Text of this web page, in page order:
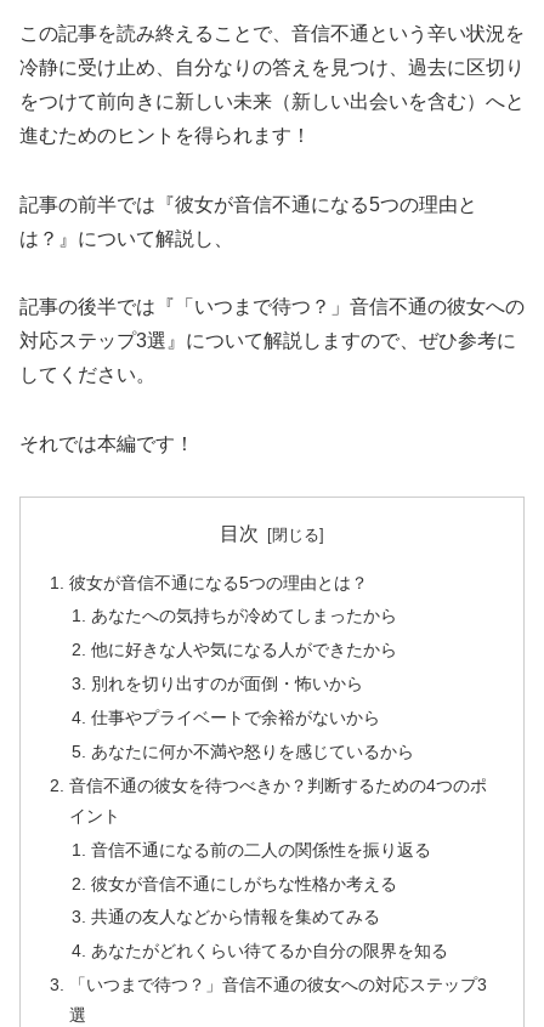
この記事を読み終えることで、音信不通という辛い状況を
冷静に受け止め、自分なりの答えを見つけ、過去に区切り
をつけて前向きに新しい未来（新しい出会いを含む）へと
進むためのヒントを得られます！
記事の前半では『彼女が音信不通になる5つの理由と
は？』について解説し、
記事の後半では『「いつまで待つ？」音信不通の彼女への
対応ステップ3選』について解説しますので、ぜひ参考に
してください。
それでは本編です！
目次
彼女が音信不通になる5つの理由とは？
あなたへの気持ちが冷めてしまったから
他に好きな人や気になる人ができたから
別れを切り出すのが面倒・怖いから
仕事やプライベートで余裕がないから
あなたに何か不満や怒りを感じているから
音信不通の彼女を待つべきか？判断するための4つのポ
イント
音信不通になる前の二人の関係性を振り返る
彼女が音信不通にしがちな性格か考える
共通の友人などから情報を集めてみる
あなたがどれくらい待てるか自分の限界を知る
「いつまで待つ？」音信不通の彼女への対応ステップ3
選